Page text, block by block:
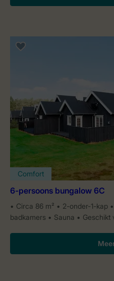
Comfort
6-persoons bungalow 6C
Circa 86 m² 2-onder-1-kap
badkamers
Sauna Geschikt